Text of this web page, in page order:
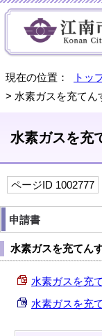
現在の位置： トッ
> 水素ガスを充てん
水素ガスを充
ページID 1002777
申請書
水素ガスを充てん
水素ガスを充
水素ガスを充